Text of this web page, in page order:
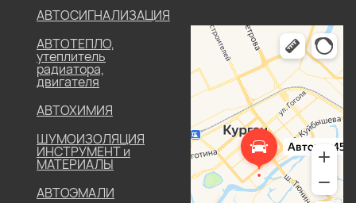
АВТОСИГНАЛИЗАЦИЯ
АВТОТЕПЛО,
утеплитель
радиатора,
двигателя
АВТОХИМИЯ
ШУМОИЗОЛЯЦИЯ
ИНСТРУМЕНТ и
МАТЕРИАЛЫ
АВТОЭМАЛИ